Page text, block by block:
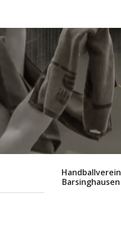
Handballverein
Barsinghausen